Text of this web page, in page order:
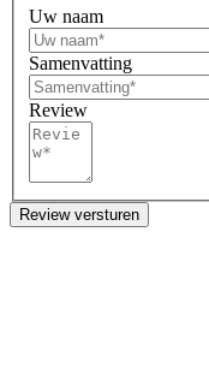
Uw naam
Samenvatting
Review
Review versturen